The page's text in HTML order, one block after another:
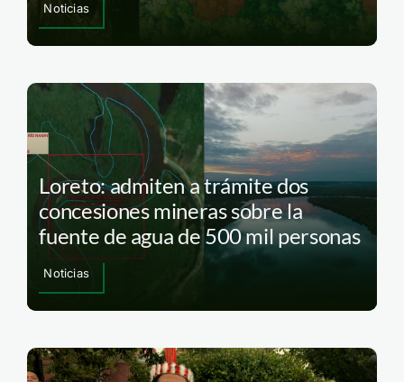
Noticias
Loreto: admiten a trámite dos
concesiones mineras sobre la
fuente de agua de 500 mil personas
Noticias